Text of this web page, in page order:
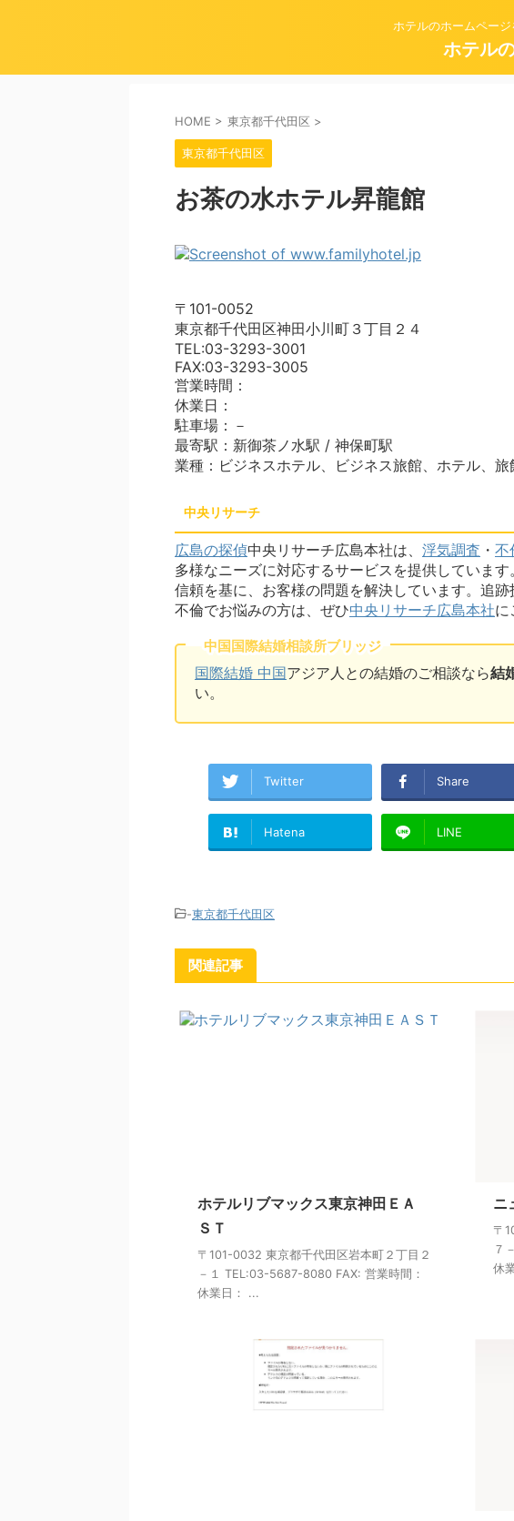
ホテルのホームペー
ホテル
HOME > 東京都千代田区 >
東京都千代田区
お茶の水ホテル昇龍館
〒101-0052
東京都千代田区神田小川町３丁目２４
TEL:03-3293-3001
FAX:03-3293-3005
営業時間：
休業日：
駐車場：－
最寄駅：新御茶ノ水駅 / 神保町駅
業種：ビジネスホテル、ビジネス旅館、ホテル、旅
中央リサーチ
広島の探偵中央リサーチ広島本社は、 浮気調査 ・ 不
多様なニーズに対応するサービスを提供していま
信頼を基に、お客様の問題を解決しています。追
不倫でお悩みの方は、ぜひ中央リサーチ広島本社に
中国国際結婚相談所ブリッジ
国際結婚 中国アジア人との結婚のご相談なら結
い。
Twitter Share
Hatena LINE
-東京都千代田区
関連記事
ホテルリブマックス東京神田ＥＡ
ＳＴ
〒101-0032 東京都千代田区岩本町２丁目２
－１ TEL:03-5687-8080 FAX: 営業時間：
休業日： ...
ニ
〒
７
休